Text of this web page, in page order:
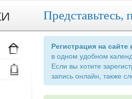
Представьтесь,
Регистрация на
в одном удобном
Если вы хотите
запись онлайн, также